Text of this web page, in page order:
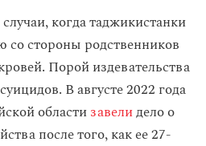
когда таджикистанки
со стороны родственников
Порой издевательства
В августе 2022 года
областизавелидело о
после того, как ее 27-